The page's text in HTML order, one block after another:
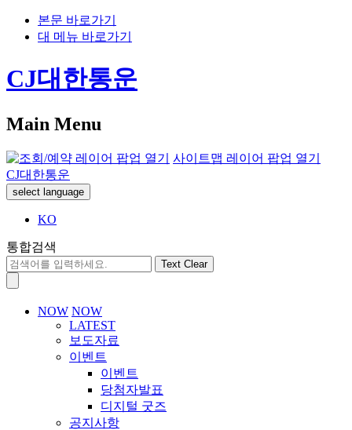
본문 바로가기
대 메뉴 바로가기
CJ대한통운
Main Menu
사이트맵 레이어 팝업 열기
CJ대한통운
select language
KO
통합검색
Text Clear
NOW NOW
LATEST
보도자료
이벤트
이벤트
당첨자발표
디지털 굿즈
공지사항